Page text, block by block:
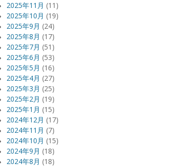
2025年11月 (11)
2025年10月 (19)
2025年9月 (24)
2025年8月 (17)
2025年7月 (51)
2025年6月 (53)
2025年5月 (16)
2025年4月 (27)
2025年3月 (25)
2025年2月 (19)
2025年1月 (15)
2024年12月 (17)
2024年11月 (7)
2024年10月 (15)
2024年9月 (18)
2024年8月 (18)